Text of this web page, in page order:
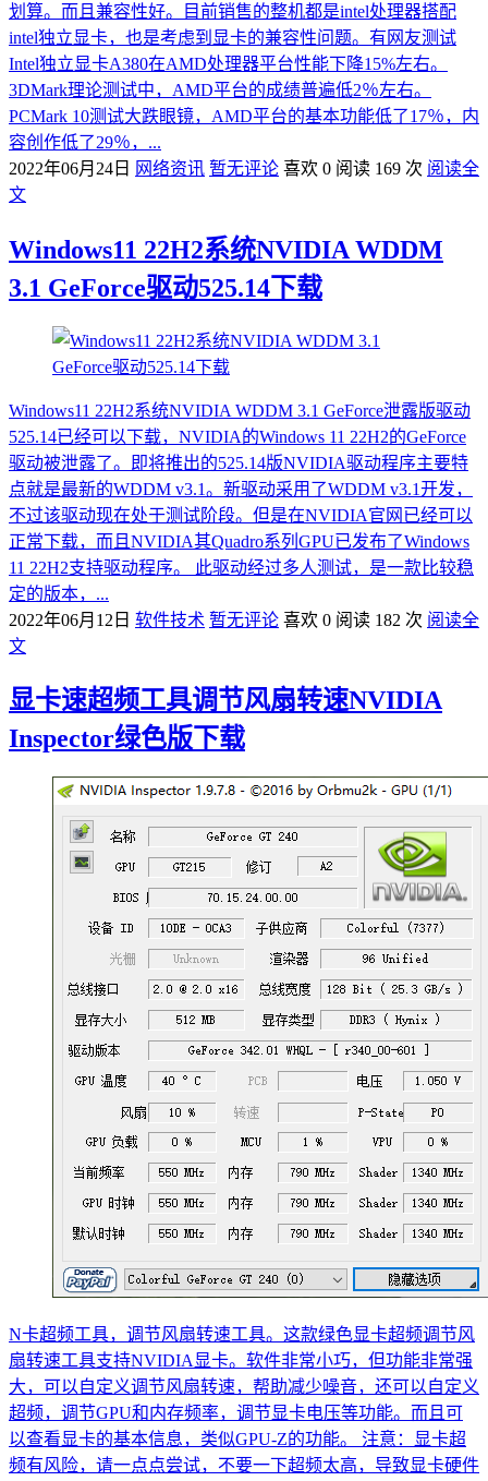
划算。而且兼容性好。目前销售的整机都是intel处理器搭配
intel独立显卡，也是考虑到显卡的兼容性问题。有网友测试
Intel独立显卡A380在AMD处理器平台性能下降15%左右。
3DMark理论测试中，AMD平台的成绩普遍低2％左右。
PCMark 10测试大跌眼镜，AMD平台的基本功能低了17％，内
容创作低了29％，...
2022年06月24日
网络资讯 暂无评论 喜欢 0 阅读 169 次 阅读全
文
Windows11 22H2系统NVIDIA WDDM
3.1 GeForce驱动525.14下载
Windows11 22H2系统NVIDIA WDDM 3.1 GeForce泄露版驱动
525.14已经可以下载，NVIDIA的Windows 11 22H2的GeForce
驱动被泄露了。即将推出的525.14版NVIDIA驱动程序主要特
点就是最新的WDDM v3.1。新驱动采用了WDDM v3.1开发，
不过该驱动现在处于测试阶段。但是在NVIDIA官网已经可以
正常下载，而且NVIDIA其Quadro系列GPU已发布了Windows
11 22H2支持驱动程序。 此驱动经过多人测试，是一款比较稳
定的版本，...
2022年06月12日 软件技术 暂无评论 喜欢 0 阅读 182 次 阅读全
文
显卡速超频工具调节风扇转速NVIDIA
Inspector绿色版下载
N卡超频工具，调节风扇转速工具。这款绿色显卡超频调节风
扇转速工具支持NVIDIA显卡。软件非常小巧，但功能非常强
大，可以自定义调节风扇转速，帮助减少噪音，还可以自定义
超频，调节GPU和内存频率，调节显卡电压等功能。而且可
以查看显卡的基本信息，类似GPU-Z的功能。 注意：显卡超
频有风险，请一点点尝试，不要一下超频太高，导致显卡硬件